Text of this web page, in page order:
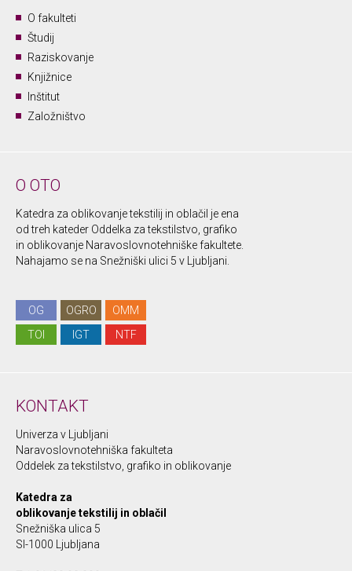
O fakulteti
Študij
Raziskovanje
Knjižnice
Inštitut
Založništvo
O OTO
Katedra za oblikovanje tekstilij in oblačil je ena
od treh kateder Oddelka za tekstilstvo, grafiko
in oblikovanje Naravoslovnotehniške fakultete.
Nahajamo se na Snežniški ulici 5 v Ljubljani.
OG OGRO
OMM
TOI
IGT NTF
KONTAKT
Univerza v Ljubljani
Naravoslovnotehniška fakulteta
Oddelek za tekstilstvo, grafiko in oblikovanje
Katedra za
oblikovanje tekstilij in oblačil
Snežniška ulica 5
SI-1000 Ljubljana